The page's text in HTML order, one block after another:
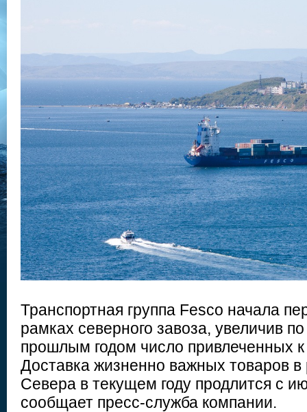
Транспортная группа Fesco начала
рамках северного завоза, увеличив
прошлым годом число привлеченных к
Доставка жизненно важных товаров в
Севера в текущем году продлится с
сообщает пресс-служба компании.